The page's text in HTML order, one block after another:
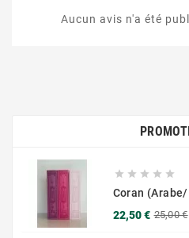
Aucun avis n'a été
    
22,50 € 25,00 €